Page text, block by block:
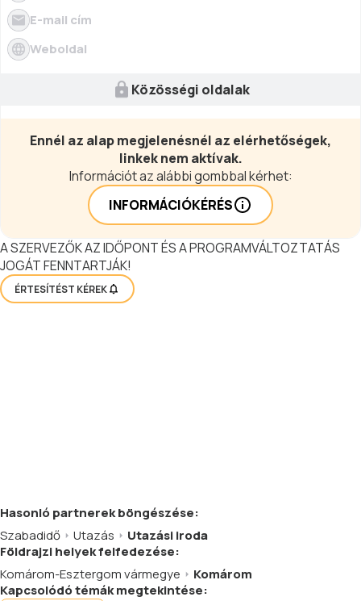
csoportoknak, családoknak és
mindenki számára, aki szeretne
mélyebb bepillantást nyerni a
Monarchia katonai mindennapjaiba.
E-mail cím
Weboldal
Közösségi oldalak
Ennél az alap megjelenésnél az elérhetőségek,
linkek nem aktívak.
Információt az alábbi gombbal kérhet:
INFORMÁCIÓKÉRÉS
A SZERVEZŐK AZ IDŐPONT ÉS A PROGRAMVÁLTOZTATÁS
JOGÁT FENNTARTJÁK!
ÉRTESÍTÉST KÉREK
Hasonló partnerekböngészése:
Szabadidő
Utazás
Utazási iroda
Földrajzi helyek felfedezése:
Komárom-Esztergom vármegye
Komárom
Kapcsolódó témák megtekintése: